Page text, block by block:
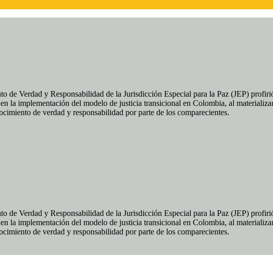
de Verdad y Responsabilidad de la Jurisdicción Especial para la Paz (JEP)
la implementación del modelo de justicia transicional en Colombia, al
de verdad y responsabilidad por parte de los comparecientes.
de Verdad y Responsabilidad de la Jurisdicción Especial para la Paz (JEP)
la implementación del modelo de justicia transicional en Colombia, al
de verdad y responsabilidad por parte de los comparecientes.